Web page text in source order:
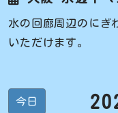
水の回廊周辺のにぎ
いただけます。
今日